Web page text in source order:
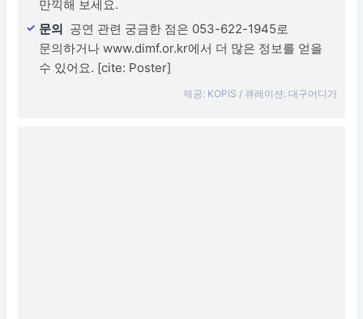
만끽해 보세요.
문의 공연 관련 궁금한 점은 053-622-1945로
문의하거나 www.dimf.or.kr에서 더 많은 정보를 얻을
수 있어요. [cite: Poster]
제공: KOPIS / 큐레이션: 대구어디가